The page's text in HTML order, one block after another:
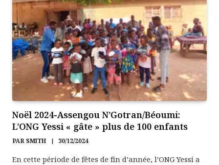
Noël 2024-Assengou N’Gotran/Béoumi:
L’ONG Yessi « gâte » plus de 100 enfants
PAR SMITH 30/12/2024
En cette période de fêtes de fin d’année, l’ONG Yessi a